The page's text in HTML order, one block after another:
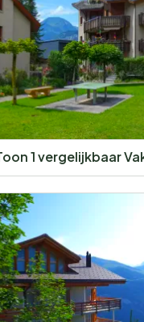
1 vergelijkbaar